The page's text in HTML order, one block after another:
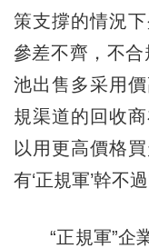
策支撐的情況
參差不齊，不
池出售多采用
規渠道的回收
以用更高價格
有‘正規軍’幹不
“正規軍”企業